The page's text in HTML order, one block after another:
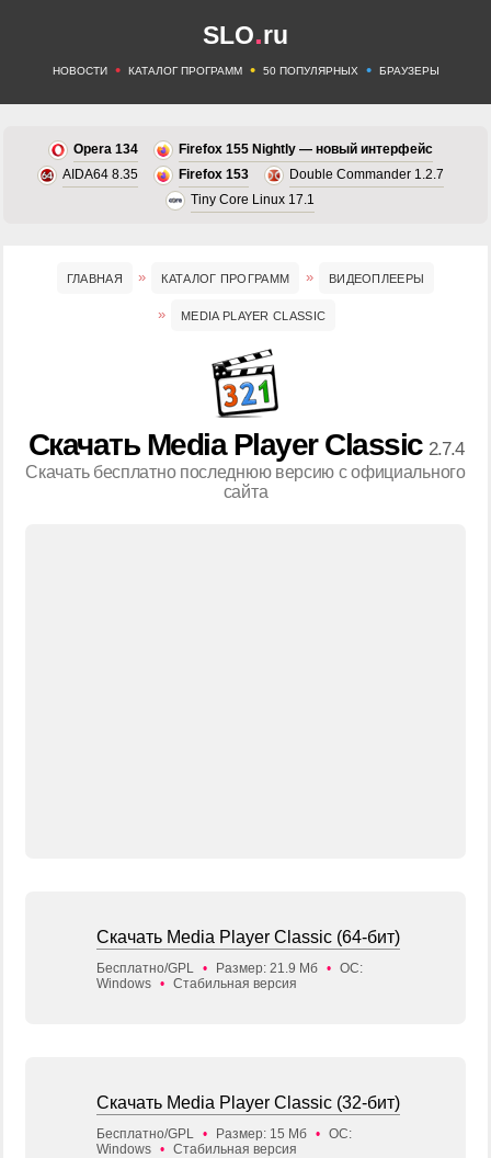
SLO.ru
НОВОСТИ • КАТАЛОГ ПРОГРАММ • 50 ПОПУЛЯРНЫХ • БРАУЗЕРЫ
Opera 134
Firefox 155 Nightly — новый интерфейс
AIDA64 8.35
Firefox 153
Double Commander 1.2.7
Tiny Core Linux 17.1
ГЛАВНАЯ КАТАЛОГ ПРОГРАММ ВИДЕОПЛЕЕРЫ
MEDIA PLAYER CLASSIC
Скачать Media Player Classic 2.7.4
Скачать бесплатно последнюю версию с официального
сайта
Скачать Media Player Classic (64-бит)
Бесплатно/GPL • Размер: 21.9 Мб • ОС:
Windows • Стабильная версия
Скачать Media Player Classic (32-бит)
Бесплатно/GPL • Размер: 15 Мб • ОС:
Windows • Стабильная версия